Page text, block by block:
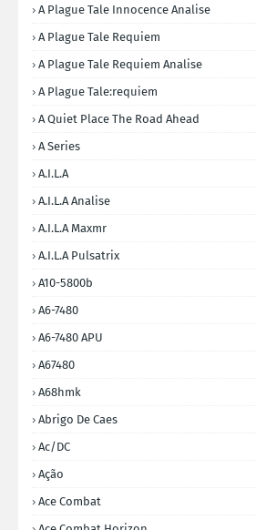
A Plague Tale Innocence Analise
A Plague Tale Requiem
A Plague Tale Requiem Analise
A Plague Tale:requiem
A Quiet Place The Road Ahead
A Series
A.I.L.A
A.I.L.A Analise
A.I.L.A Maxmr
A.I.L.A Pulsatrix
A10-5800b
A6-7480
A6-7480 APU
A67480
A68hmk
Abrigo De Caes
Ac/DC
Ação
Ace Combat